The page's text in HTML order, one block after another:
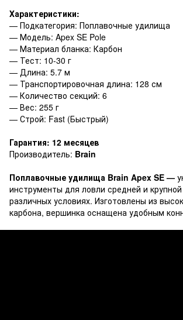
Характеристики:
— Подкатегория: Поплавочные удилища
— Модель: Apex SE Pole
— Материал бланка: Карбон
— Тест: 10-30 г
— Длина: 5.7 м
— Транспортировочная длина: 128 см
— Количество секций: 6
— Вес: 255 г
— Строй: Fast (Быстрый)
Гарантия: 12 месяцев
Производитель: Brain
Поплавочные удилища Brain Apex SE —
инструменты для ловли средней и
различных условиях. Изготовлены из
карбона, вершинка оснащена удобным